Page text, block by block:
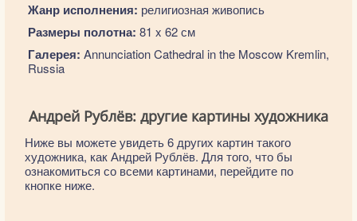
Жанр исполнения: религиозная живопись
Размеры полотна: 81 x 62 см
Галерея: Annunciation Cathedral in the Moscow Kremlin,
Russia
Андрей Рублёв: другие картины художника
Ниже вы можете увидеть 6 других картин такого
художника, как Андрей Рублёв. Для того, что бы
ознакомиться со всеми картинами, перейдите по
кнопке ниже.